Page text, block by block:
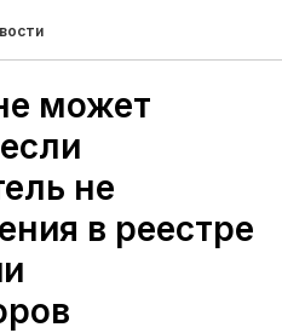
может
не
в реестре